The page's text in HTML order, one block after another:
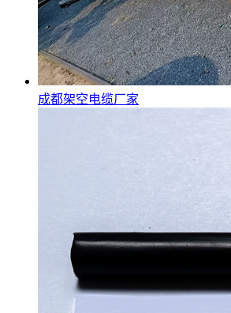
成都架空电缆厂家